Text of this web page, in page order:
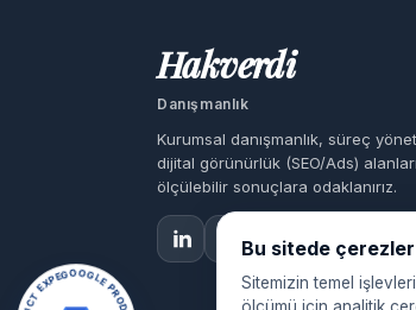
Hakverdi
Danışmanlık
Kurumsal danışmanlık, süreç
dijital görünürlük (SEO/Ads)
ölçülebilir sonuçlara odaklanırız.
Bu sitede
Sitemizin temel